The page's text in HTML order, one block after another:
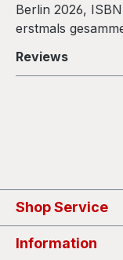
Berlin 2026,
erstmals
Reviews
Shop Service
Information